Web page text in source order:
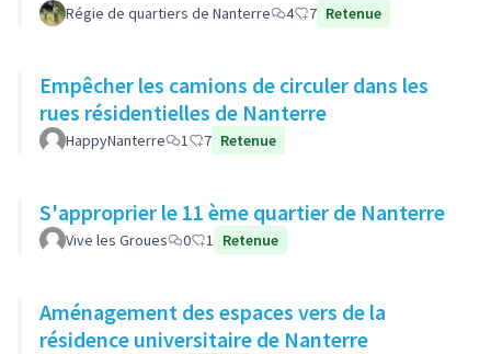
Régie de quartiers de Nanterre 4 7 Retenue
Empêcher les camions de circuler dans les
rues résidentielles de Nanterre
HappyNanterre 1 7 Retenue
S'approprier le 11 ème quartier de Nanterre
Vive les Groues 0 1 Retenue
Aménagement des espaces vers de la
résidence universitaire de Nanterre